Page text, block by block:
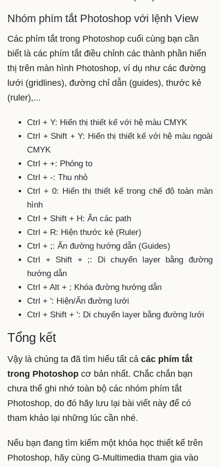
Nhóm phím tắt Photoshop với lệnh View
Các phím tắt trong Photoshop cuối cùng bạn cần
biết là các phím tắt điều chỉnh các thành phần hiển
thị trên màn hình Photoshop, ví dụ như các đường
lưới (gridlines), đường chỉ dẫn (guides), thước kẻ
(ruler),...
Ctrl + Y: Hiển thị thiết kế với hệ màu CMYK
Ctrl + Shift + Y: Hiển thị thiết kế với hệ màu ngoài
CMYK
Ctrl + +: Phóng to
Ctrl + -: Thu nhỏ
Ctrl + 0: Hiển thị thiết kế trong chế độ toàn màn
hình
Ctrl + Shift + H: Ẩn các path
Ctrl + R: Hiện thước kẻ (Ruler)
Ctrl + ;: Ẩn đường hướng dẫn (Guides)
Ctrl + Shift + ;: Di chuyển layer bằng đường
hướng dẫn
Ctrl + Alt + ; Khóa đường hướng dẫn
Ctrl + ': Hiện/Ẩn đường lưới
Ctrl + Shift + ': Di chuyển layer bằng đường lưới
Tổng kết
Vậy là chúng ta đã tìm hiểu tất cả các phím tắt
trong Photoshop cơ bản nhất. Chắc chắn bạn
chưa thể ghi nhớ toàn bộ các nhóm phím tắt
Photoshop, do đó hãy lưu lại bài viết này để có
tham khảo lại những lúc cần nhé.
Nếu bạn đang tìm kiếm một khóa học thiết kế trên
Photoshop, hãy cùng G-Multimedia tham gia vào